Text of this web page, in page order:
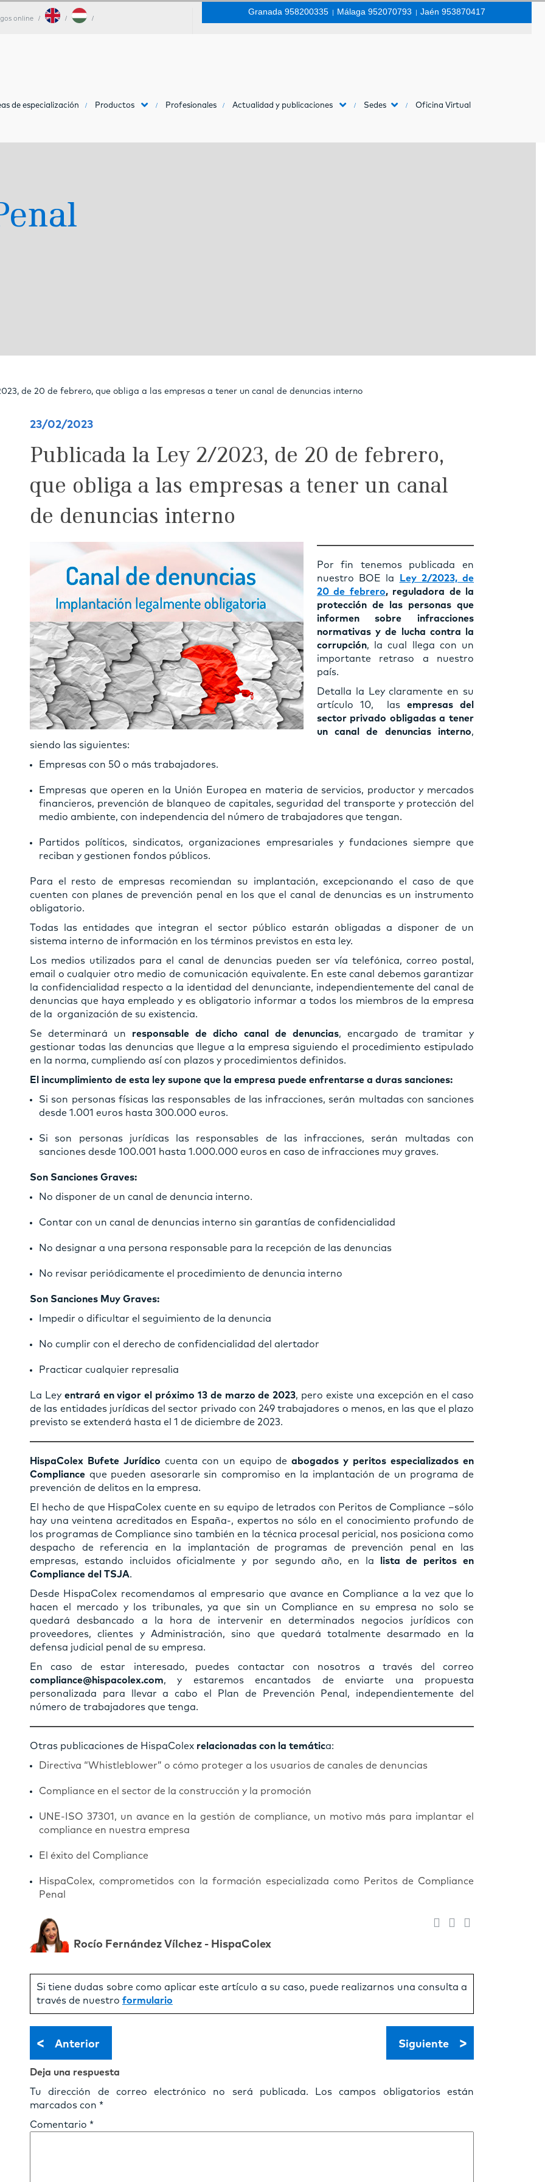
online
Granada 958200335 | Málaga 952070793 | Jaén 953870417
de especialización Productos Profesionales Actualidad y publicaciones Sedes Oficina Virtual
de 20 de febrero, que obliga a las empresas a tener un canal de denuncias interno
23/02/2023
Publicada la Ley 2/2023, de 20 de febrero,
que obliga a las empresas a tener un canal
de denuncias interno
Por fin tenemos publicada en
nuestro BOE la
Ley 2/2023, de
20 de febrero, reguladora de la
protección de las personas que
informen sobre infracciones
normativas y de lucha contra la
corrupción, la cual llega con un
importante retraso a nuestro
país.
Detalla la Ley claramente en su
artículo 10, las empresas del
sector privado obligadas a tener
un canal de denuncias interno,
siendo las siguientes:
Empresas con 50 o más trabajadores.
Empresas que operen en la Unión Europea en materia de servicios, productor y mercados
financieros, prevención de blanqueo de capitales, seguridad del transporte y protección del
medio ambiente, con independencia del número de trabajadores que tengan.
Partidos políticos, sindicatos, organizaciones empresariales y fundaciones siempre que
reciban y gestionen fondos públicos.
Para el resto de empresas recomiendan su implantación, excepcionando el caso de que
cuenten con planes de prevención penal en los que el canal de denuncias es un instrumento
obligatorio.
Todas las entidades que integran el sector público estarán obligadas a disponer de un
sistema interno de información en los términos previstos en esta ley.
Los medios utilizados para el canal de denuncias pueden ser vía telefónica, correo postal,
email o cualquier otro medio de comunicación equivalente. En este canal debemos garantizar
la confidencialidad respecto a la identidad del denunciante, independientemente del canal de
denuncias que haya empleado y es obligatorio informar a todos los miembros de la empresa
de la organización de su existencia.
Se determinará un responsable de dicho canal de denuncias, encargado de tramitar y
gestionar todas las denuncias que llegue a la empresa siguiendo el procedimiento estipulado
en la norma, cumpliendo así con plazos y procedimientos definidos.
El incumplimiento de esta ley supone que la empresa puede enfrentarse a duras sanciones:
Si son personas físicas las responsables de las infracciones, serán multadas con sanciones
desde 1.001 euros hasta 300.000 euros.
Si son personas jurídicas las responsables de las infracciones, serán multadas con
sanciones desde 100.001 hasta 1.000.000 euros en caso de infracciones muy graves.
Son Sanciones Graves:
No disponer de un canal de denuncia interno.
Contar con un canal de denuncias interno sin garantías de confidencialidad
No designar a una persona responsable para la recepción de las denuncias
No revisar periódicamente el procedimiento de denuncia interno
Son Sanciones Muy Graves:
Impedir o dificultar el seguimiento de la denuncia
No cumplir con el derecho de confidencialidad del alertador
Practicar cualquier represalia
La Ley entrará en vigor el próximo 13 de marzo de 2023, pero existe una excepción en el caso
de las entidades jurídicas del sector privado con 249 trabajadores o menos, en las que el plazo
previsto se extenderá hasta el 1 de diciembre de 2023.
HispaColex Bufete Jurídico cuenta con un equipo deabogados y peritos especializados en
Compliance que pueden asesorarle sin compromiso en la implantación de un programa de
prevención de delitos en la empresa.
El hecho de que HispaColex cuente en su equipo de letrados con Peritos de Compliance –sólo
hay una veintena acreditados en España-, expertos no sólo en el conocimiento profundo de
los programas de Compliance sino también en la técnica procesal pericial, nos posiciona como
despacho de referencia en la implantación de programas de prevención penal en las
empresas, estando incluidos oficialmente y por segundo año, en la
lista de peritos en
Compliance del TSJA.
Desde HispaColex recomendamos al empresario que avance en Compliance a la vez que lo
hacen el mercado y los tribunales, ya que sin un Compliance en su empresa no solo se
quedará desbancado a la hora de intervenir en determinados negocios jurídicos con
proveedores, clientes y Administración, sino que quedará totalmente desarmado en la
defensa judicial penal de su empresa.
En caso de estar interesado, puedes contactar con nosotros a través del correo
compliance@hispacolex.com, y estaremos encantados de enviarte una propuesta
personalizada para llevar a cabo el Plan de Prevención Penal, independientemente del
número de trabajadores que tenga.
Otras publicaciones de HispaColex relacionadas con la temática:
Directiva “Whistleblower” o cómo proteger a los usuarios de canales de denuncias
Compliance en el sector de la construcción y la promoción
UNE-ISO 37301, un avance en la gestión de compliance, un motivo más para implantar el
compliance en nuestra empresa
El éxito del Compliance
HispaColex, comprometidos con la formación especializada como Peritos de Compliance
Penal
Rocío Fernández Vílchez - HispaColex
Si tiene dudas sobre como aplicar este artículo a su caso, puede realizarnos una consulta a
través de nuestro formulario
< Anterior Siguiente >
Deja una respuesta
Tu dirección de correo electrónico no será publicada.
Los campos obligatorios están
marcados con *
Comentario *